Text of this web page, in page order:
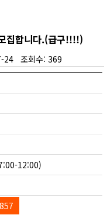
집합니다.(급구!!!!)
24 조회수: 369
12:00)